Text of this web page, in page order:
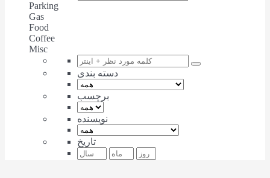
Parking
Gas
Food
Coffee
Misc
دسته بندی
برچسب
نویسنده
تاریخ